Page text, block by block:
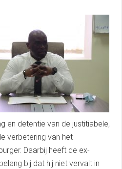
en detentie van de justitiabele,
verbetering van het
Daarbij heeft de ex-
bij dat hij niet vervalt in